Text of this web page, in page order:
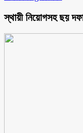
স্থায়ী নিয়োগসহ ছয় দফা